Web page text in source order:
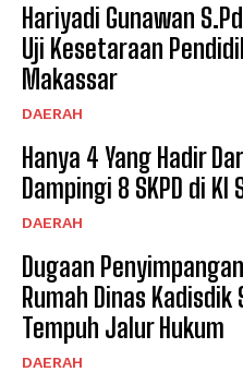
Hariyadi Gunawan
Uji Kesetaraan
Makassar
DAERAH
Hanya 4 Yang Hadir
Dampingi 8 SKPD di KI
DAERAH
Dugaan
Rumah Dinas
Tempuh Jalur Hukum
DAERAH